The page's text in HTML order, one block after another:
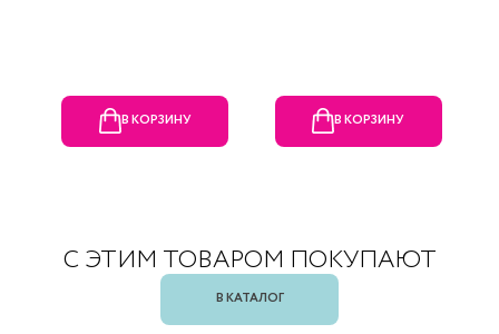
В КОРЗИНУ В КОРЗИНУ
С ЭТИМ ТОВАРОМ ПОКУПАЮТ
В КАТАЛОГ